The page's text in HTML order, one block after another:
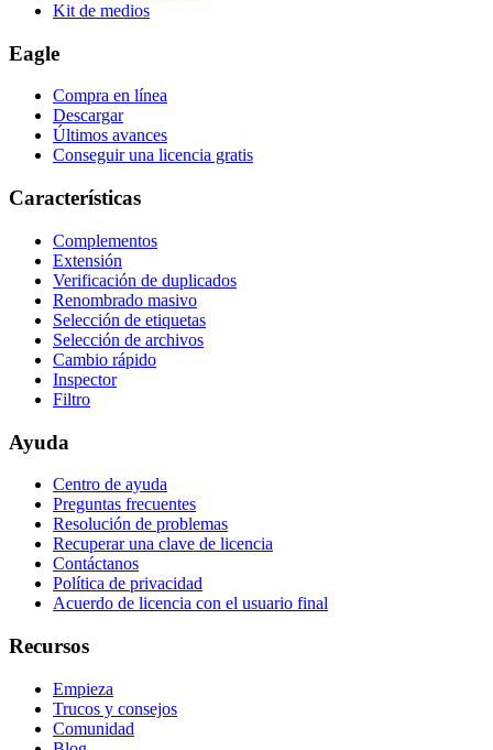
Kit de medios
Eagle
Compra en línea
Descargar
Últimos avances
Conseguir una licencia gratis
Características
Complementos
Extensión
Verificación de duplicados
Renombrado masivo
Selección de etiquetas
Selección de archivos
Cambio rápido
Inspector
Filtro
Ayuda
Centro de ayuda
Preguntas frecuentes
Resolución de problemas
Recuperar una clave de licencia
Contáctanos
Política de privacidad
Acuerdo de licencia con el usuario final
Recursos
Empieza
Trucos y consejos
Comunidad